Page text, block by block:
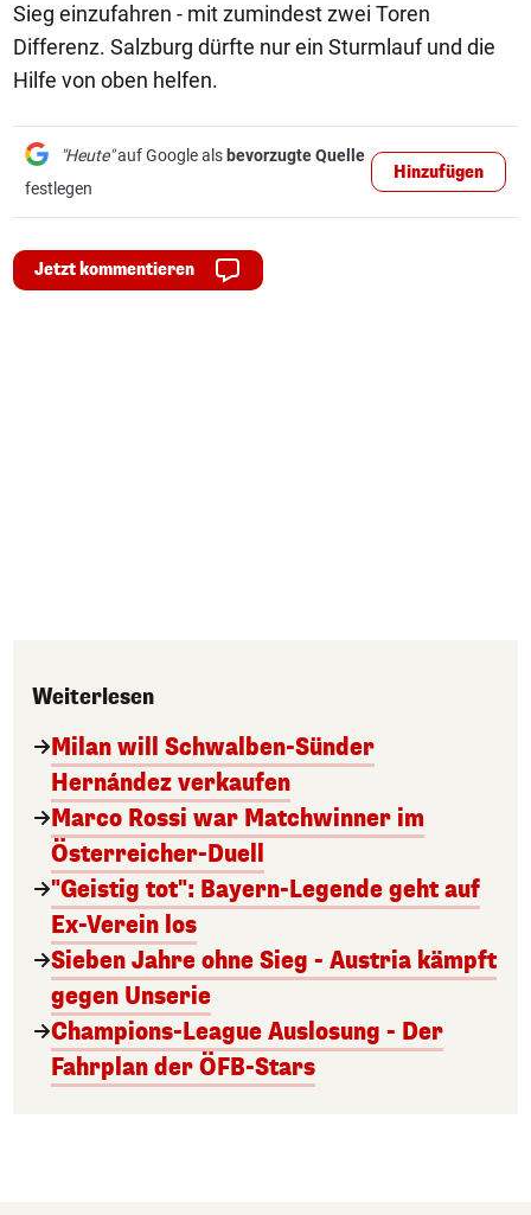
Sieg einzufahren - mit zumindest zwei Toren
Differenz. Salzburg dürfte nur ein Sturmlauf und die
Hilfe von oben helfen.
"Heute"auf Google als bevorzugte Quelle
festlegen
Hinzufügen
Jetzt kommentieren
Weiterlesen
Milan will Schwalben-Sünder
Hernández verkaufen
Marco Rossi war Matchwinner im
Österreicher-Duell
"Geistig tot": Bayern-Legende geht auf
Ex-Verein los
Sieben Jahre ohne Sieg - Austria kämpft
gegen Unserie
Champions-League Auslosung - Der
Fahrplan der ÖFB-Stars